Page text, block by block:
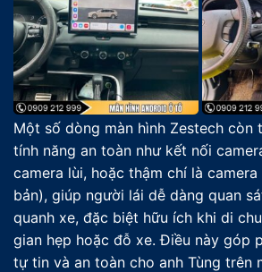
Một số dòng màn hình Zestech còn
tính năng an toàn như kết nối
camera lùi, hoặc thậm chí là
bản), giúp người lái dễ dàng quan
quanh xe, đặc biệt hữu ích khi di
gian hẹp hoặc đỗ xe. Điều này góp
tự tin và an toàn cho anh Tùng trên